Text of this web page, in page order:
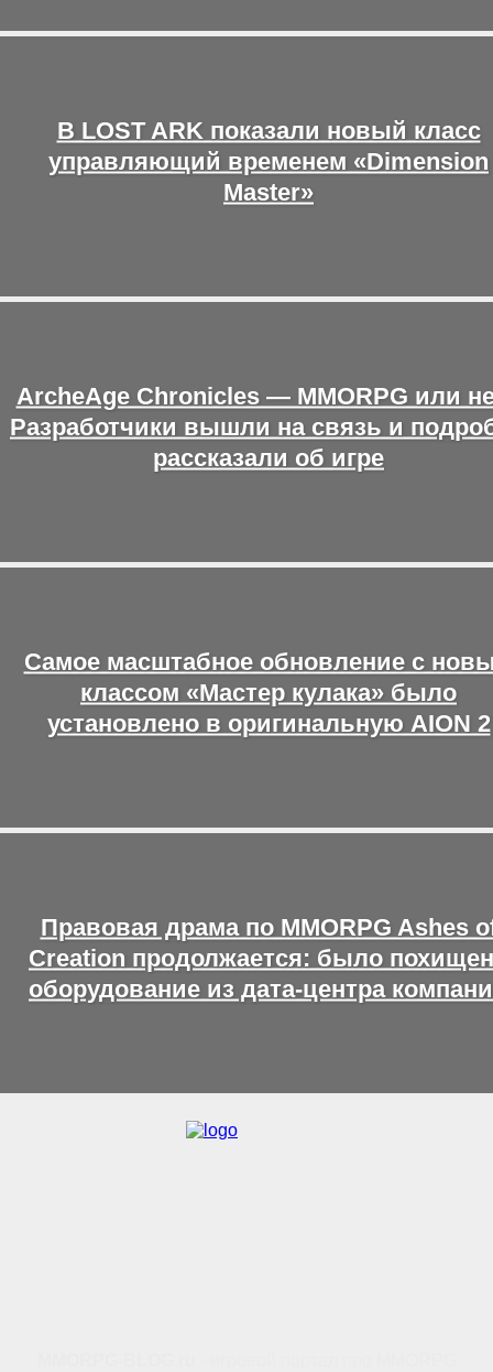
В LOST ARK показали новый класс
управляющий временем «Dimension
Master»
ArcheAge Chronicles — MMORPG или
Разработчики вышли на связь и
рассказали об игре
Самое масштабное обновление с
классом «Мастер кулака» было
установлено в оригинальную AION 2
Правовая драма по MMORPG Ashes
Creation продолжается: было
оборудование из дата-центра